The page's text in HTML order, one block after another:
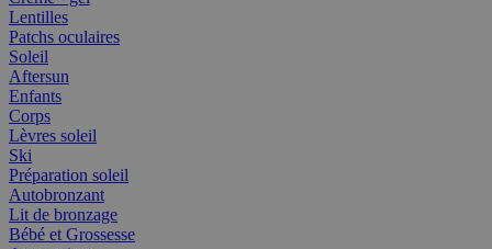
Lentilles
Patchs oculaires
Soleil
Aftersun
Enfants
Corps
Lèvres soleil
Ski
Préparation soleil
Autobronzant
Lit de bronzage
Bébé et Grossesse